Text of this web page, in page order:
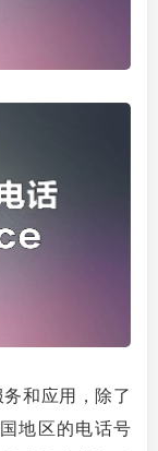
和应用，除了
地区的电话号